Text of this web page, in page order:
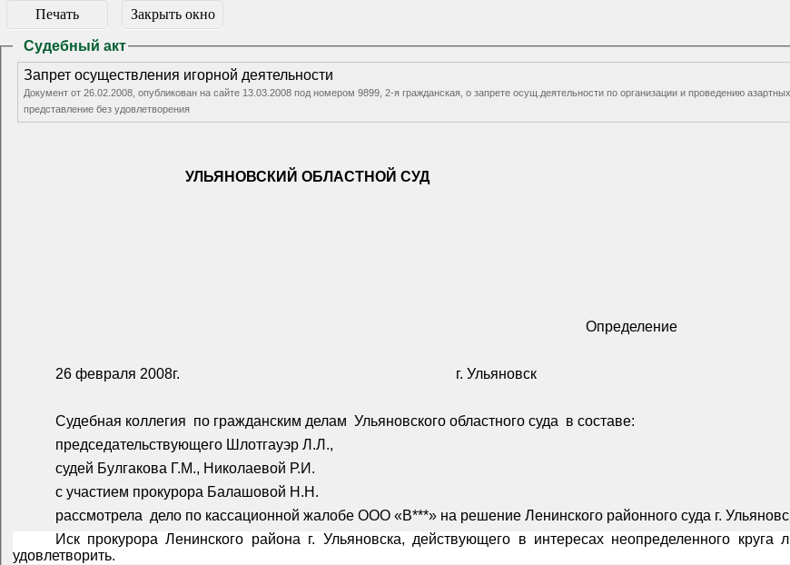
Печать Закрыть окно
Судебный акт
Запрет осуществления игорной деятельности
Документ от 26.02.2008, опубликован на сайте 13.03.2008 под номером 9899, 2-я гражданская, о запрете осущ.деятельности по организации и проведению
представление без удовлетворения
УЛЬЯНОВСКИЙ ОБЛАСТНОЙ СУД
Определение
26 февраля 2008г. г. Ульяновск
Судебная коллегия по гражданским делам Ульяновского областного суда в составе:
председательствующего Шлотгауэр Л.Л.,
судей Булгакова Г.М., Николаевой Р.И.
с участием прокурора Балашовой Н.Н.
рассмотрела дело по кассационной жалобе ООО «В***» на решение Ленинского районного суда г.
Иск прокурора Ленинского района г. Ульяновска, действующего в интересах неопределенного
удовлетворить.